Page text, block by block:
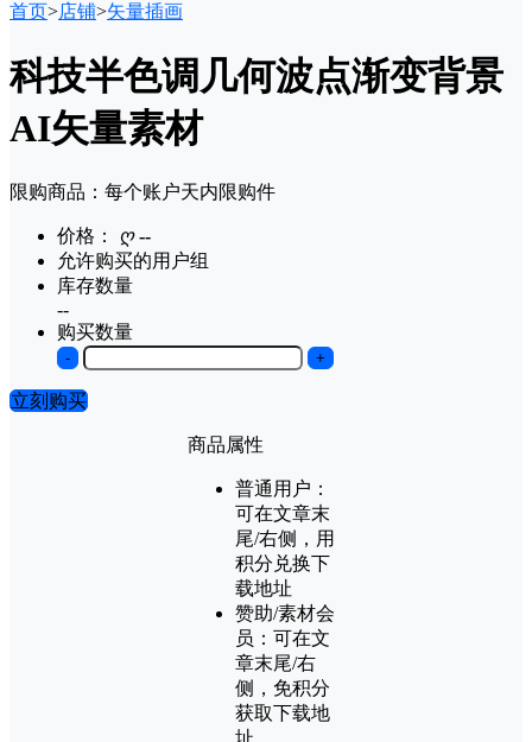
首页>店铺>矢量插画
科技半色调几何波点渐变背景
AI矢量素材
限购商品：每个账户天内限购件
价格： ღ --
允许购买的用户组
库存数量
--
购买数量
- +
立刻购买
商品属性
普通用户：
可在文章末
尾/右侧，用
积分兑换下
载地址
赞助/素材会
员： 可在文
章末尾/右
侧，免积分
获取下载地